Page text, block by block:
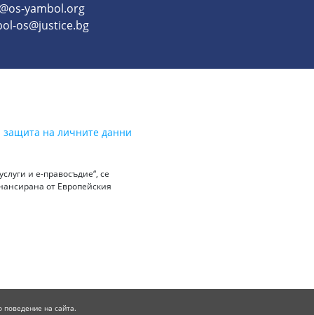
yambol.org
os@justice.bg
защита на личните данни
и е-правосъдие“, се
от Европейския
поведение на сайта.